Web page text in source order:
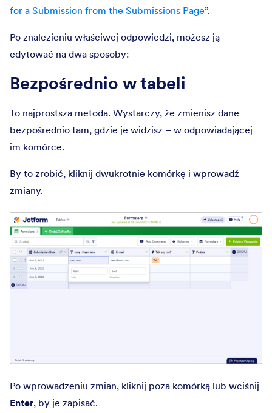
for a Submission from the Submissions Page”.
Po znalezieniu właściwej odpowiedzi, możesz ją
edytować na dwa sposoby:
Bezpośrednio w tabeli
To najprostsza metoda. Wystarczy, że zmienisz dane
bezpośrednio tam, gdzie je widzisz – w odpowiadającej
im komórce.
By to zrobić, kliknij dwukrotnie komórkę i wprowadź
zmiany.
Po wprowadzeniu zmian, kliknij poza komórką lub wciśnij
Enter, by je zapisać.